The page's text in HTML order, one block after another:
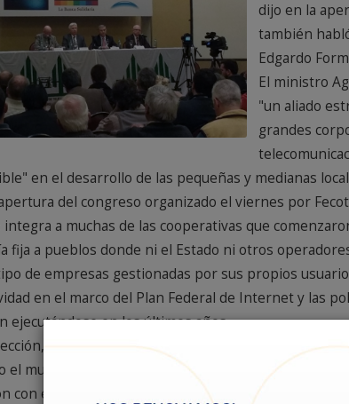
dijo en la
también
Edgardo
El ministro
"un aliado
grandes
en el desarrollo de las pequeñas y medianas
del congreso organizado el viernes por
integra a muchas de las cooperativas que
fija a pueblos donde ni el Estado ni otros
de empresas gestionadas por sus propios
en el marco del Plan Federal de Internet y las
ejecutándose en los últimos años.
Aguad invitó a los cooperativistas a "sentirse
el mundo", no sin antes rendir homenaje a "aquellos
con el movimiento cooperativo telefónico".